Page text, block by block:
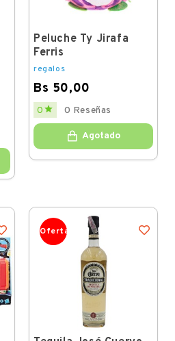
Peluche Ty Jirafa
Ferris
regalos
Bs 50,00
Price
0  0 Reseñas
Agotado
Oferta